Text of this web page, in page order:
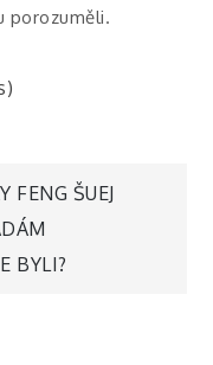
porozuměli.
FENG ŠUEJ
BYLI?